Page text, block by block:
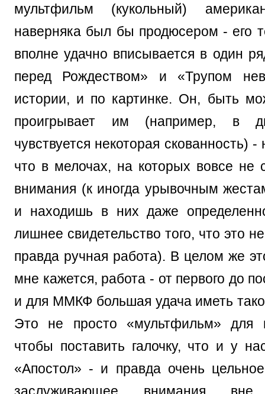
мультфильм (кукольный)
наверняка был бы продюсером - его
вполне удачно вписывается в один
перед Рождеством» и «Трупом
истории, и по картинке. Он, быть
проигрывает им (например, в
чувствуется некоторая скованность) -
что в мелочах, на которых вовсе не
внимания (к иногда урывочным
и находишь в них даже
лишнее свидетельство того, что это
правда ручная работа). В целом же
мне кажется, работа - от первого до
и для ММКФ большая удача иметь
Это не просто «мультфильм» для
чтобы поставить галочку, что и у
«Апостол» - и правда очень